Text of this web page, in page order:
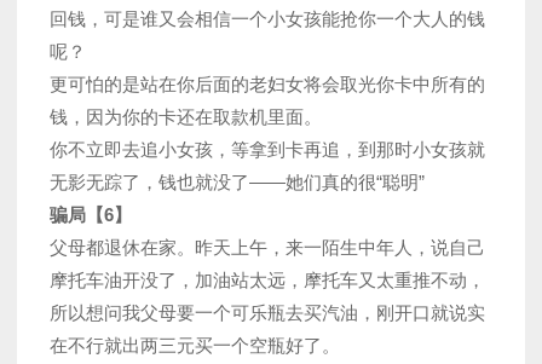
回钱，可是谁又会相信一个小女孩能抢你一个大人的钱
呢？
更可怕的是站在你后面的老妇女将会取光你卡中所有的
钱，因为你的卡还在取款机里面。
你不立即去追小女孩，等拿到卡再追，到那时小女孩就
无影无踪了，钱也就没了——她们真的很“聪明”
骗局【6】
父母都退休在家。昨天上午，来一陌生中年人，说自己
摩托车油开没了，加油站太远，摩托车又太重推不动，
所以想问我父母要一个可乐瓶去买汽油，刚开口就说实
在不行就出两三元买一个空瓶好了。